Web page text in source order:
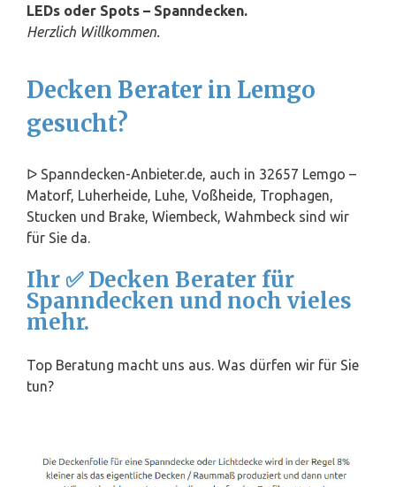
LEDs oder Spots – Spanndecken.
Herzlich Willkommen.
Decken Berater in Lemgo
gesucht?
ᐅ Spanndecken-Anbieter.de, auch in 32657 Lemgo –
Matorf, Luherheide, Luhe, Voßheide, Trophagen,
Stucken und Brake, Wiembeck, Wahmbeck sind wir
für Sie da.
Ihr ✅ Decken Berater für
Spanndecken und noch vieles
mehr.
Top Beratung macht uns aus. Was dürfen wir für Sie
tun?